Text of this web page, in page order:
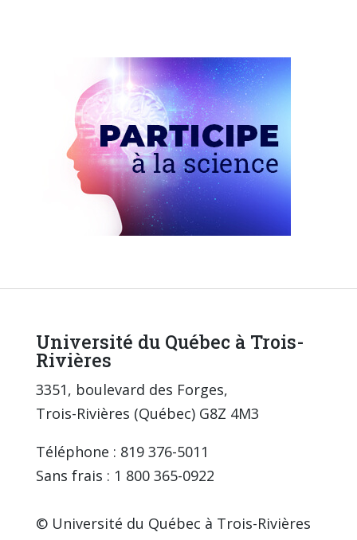
Université du Québec à Trois-
Rivières
3351, boulevard des Forges,
Trois-Rivières (Québec) G8Z 4M3
Téléphone : 819 376-5011
Sans frais : 1 800 365-0922
© Université du Québec à Trois-Rivières